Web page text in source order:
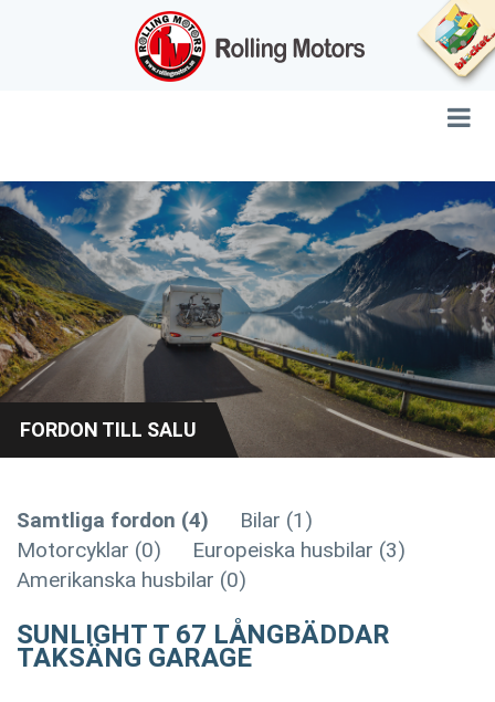
FORDON TILL SALU
Samtliga fordon (4)
Bilar (1)
Motorcyklar (0)
Europeiska husbilar (3)
Amerikanska husbilar (0)
SUNLIGHT T 67 LÅNGBÄDDAR
TAKSÄNG GARAGE